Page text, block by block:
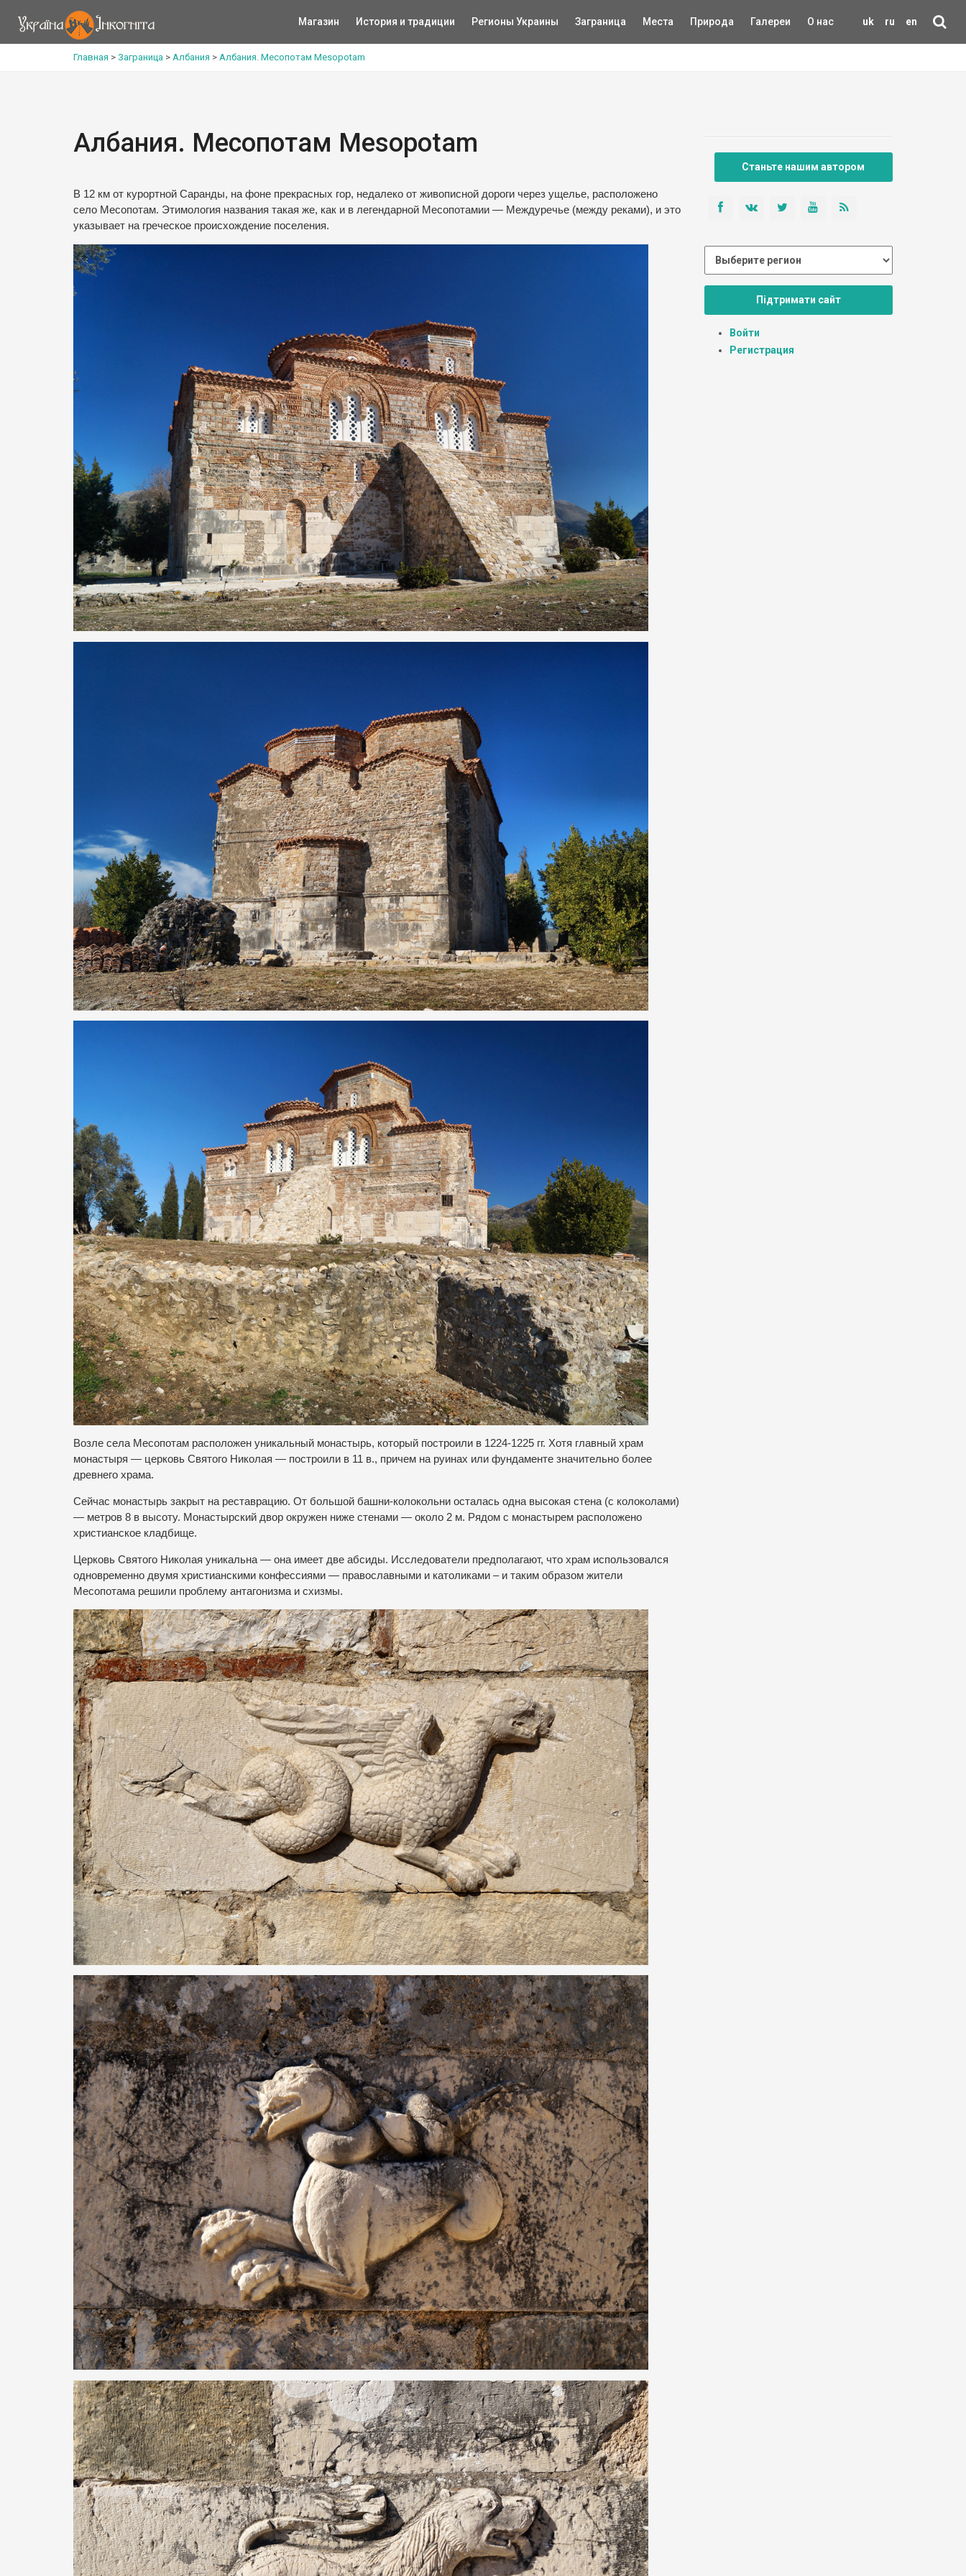
uk ru en
Магазин История и традиции Регионы Украины Заграница Места Природа Галереи О нас
Главная > Заграница > Албания > Албания. Месопотам Mesopotam
Албания. Месопотам Mesopotam
В 12 км от курортной Саранды, на фоне прекрасных гор, недалеко от живописной дороги через ущелье, расположено
село Месопотам. Этимология названия такая же, как и в легендарной Месопотамии — Междуречье (между реками), и это
указывает на греческое происхождение поселения.
Возле села Месопотам расположен уникальный монастырь, который построили в 1224-1225 гг. Хотя главный храм
монастыря — церковь Святого Николая — построили в 11 в., причем на руинах или фундаменте значительно более
древнего храма.
Сейчас монастырь закрыт на реставрацию. От большой башни-колокольни осталась одна высокая стена (с колоколами)
— метров 8 в высоту. Монастырский двор окружен ниже стенами — около 2 м. Рядом с монастырем расположено
христианское кладбище.
Церковь Святого Николая уникальна — она имеет две абсиды. Исследователи предполагают, что храм использовался
одновременно двумя христианскими конфессиями — православными и католиками – и таким образом жители
Месопотама решили проблему антагонизма и схизмы.
Станьте нашим автором
Підтримати сайт
Войти
Регистрация